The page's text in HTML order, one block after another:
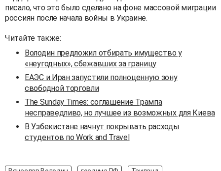
писало, что это было сделано на фоне массовой миграции
россиян после начала войны в Украине.
Читайте также:
Володин предложил отбирать имущество у
«неугодных», сбежавших за границу
ЕАЭС и Иран запустили полноценную зону
свободной торговли
The Sunday Times: соглашение Трампа
несправедливо, но лучшее из возможных для Киева
В Узбекистане начнут покрывать расходы
студентов по Work and Travel